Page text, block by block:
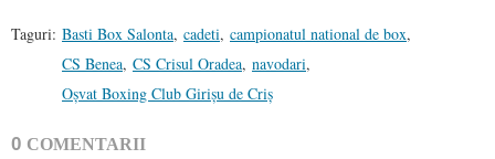
Taguri: Basti Box Salonta, cadeti, campionatul national de box,
CS Benea, CS Crisul Oradea, navodari,
Oșvat Boxing Club Girișu de Criș
0 COMENTARII